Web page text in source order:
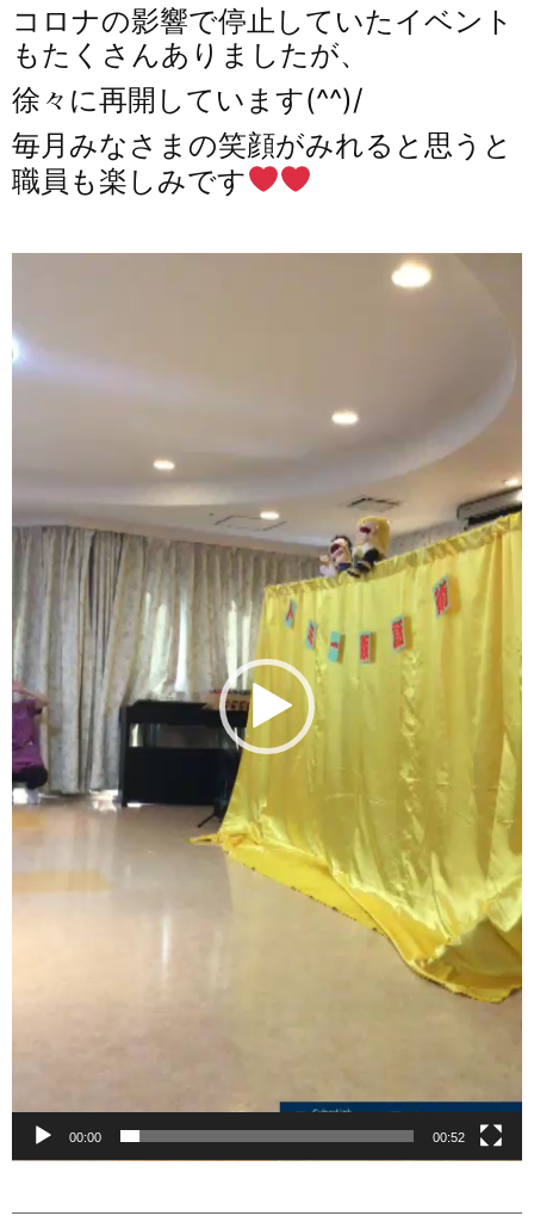
コロナの影響で停止していたイベント
もたくさんありましたが、
徐々に再開しています(^^)/
毎月みなさまの笑顔がみれると思うと
職員も楽しみです
動
ー
ヤ
ー
00:00 00:52